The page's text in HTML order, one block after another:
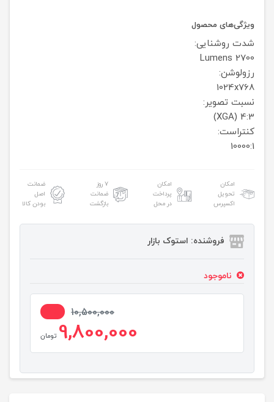
ویژگی‌های محصول
شدت روشنایی:
2700 Lumens
رزولوشن:
1024x768
نسبت تصویر:
4:3 (XGA)
کنتراست:
10000:1
امکان
تحویل
اکسپرس
امکان
پرداخت
در محل
۷ روز
ضمانت
بازگشت
ضمانت
اصل
بودن کالا
فروشنده: استوک بازار
ناموجود
10,500,000
9,800,000 تومان